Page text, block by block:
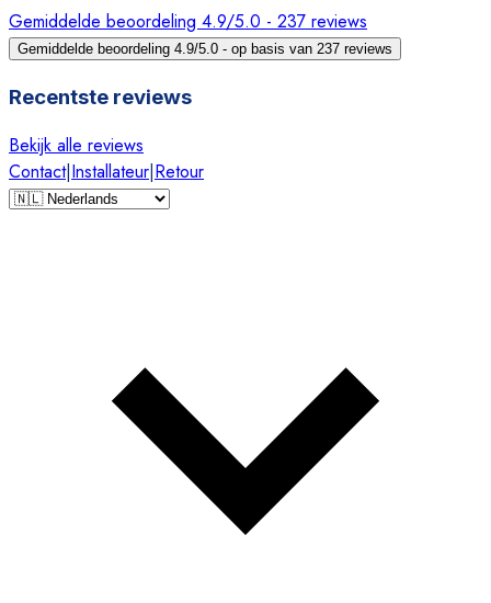
Gemiddelde beoordeling 4.9/5.0 - 237 reviews
Gemiddelde beoordeling 4.9/5.0 - op basis van 237 reviews
Recentste reviews
Bekijk alle reviews
Contact|Installateur|Retour